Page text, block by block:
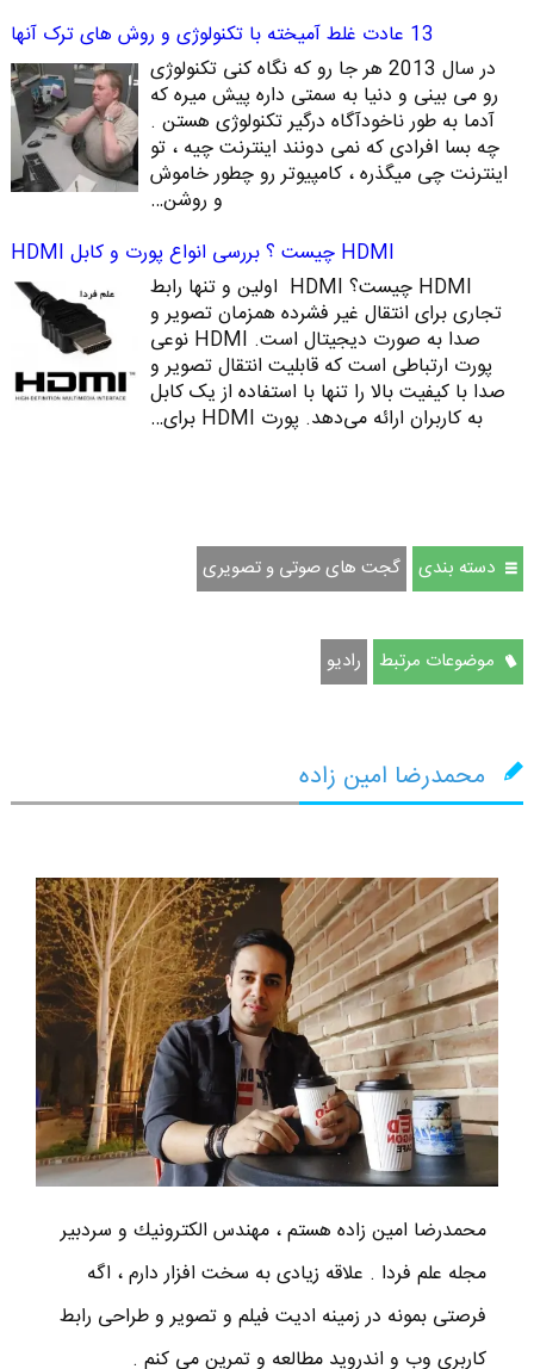
13 عادت غلط آمیخته با تکنولوژی و روش های ترک آنها
در سال 2013 هر جا رو که نگاه کنی تکنولوژی
رو می بینی و دنیا به سمتی داره پیش میره که
آدما به طور ناخودآگاه درگیر تکنولوژی هستن .
چه بسا افرادی که نمی دونند اینترنت چیه ، تو
اینترنت چی میگذره ، کامپیوتر رو چطور خاموش
و روشن…
HDMI چیست ؟ بررسی انواع پورت و کابل HDMI
HDMI چیست؟ HDMI اولین و تنها رابط
تجاری برای انتقال غیر فشرده همزمان تصویر و
صدا به صورت دیجیتال است. HDMI نوعی
پورت ارتباطی است که قابلیت انتقال تصویر و
صدا با کیفیت بالا را تنها با استفاده از یک کابل
به کاربران ارائه می‌دهد. پورت HDMI برای…
دسته بندی گجت های صوتی و تصویری
موضوعات مرتبط رادیو
محمدرضا امین زاده
محمدرضا امين زاده هستم ، مهندس الكترونيك و سردبير
مجله علم فردا . علاقه زیادی به سخت افزار دارم ، اگه
فرصتی بمونه در زمینه ادیت فیلم و تصویر و طراحی رابط
کاربری وب و اندروید مطالعه و تمرین می کنم .